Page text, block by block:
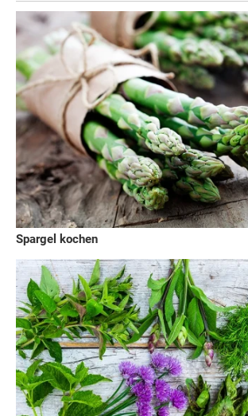
Spargel kochen